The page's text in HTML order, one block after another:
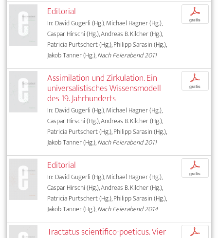
Editorial
In: David Gugerli (Hg.), Michael Hagner (Hg.),
Caspar Hirschi (Hg.), Andreas B. Kilcher (Hg.),
Patricia Purtschert (Hg.), Philipp Sarasin (Hg.),
Jakob Tanner (Hg.),Nach Feierabend 2011
p
gratis
Assimilation und Zirkulation. Ein
universalistisches Wissensmodell
des 19. Jahrhunderts
In: David Gugerli (Hg.), Michael Hagner (Hg.),
Caspar Hirschi (Hg.), Andreas B. Kilcher (Hg.),
Patricia Purtschert (Hg.), Philipp Sarasin (Hg.),
Jakob Tanner (Hg.),Nach Feierabend 2011
p
gratis
Editorial
In: David Gugerli (Hg.), Michael Hagner (Hg.),
Caspar Hirschi (Hg.), Andreas B. Kilcher (Hg.),
Patricia Purtschert (Hg.), Philipp Sarasin (Hg.),
Jakob Tanner (Hg.),Nach Feierabend 2014
p
gratis
Tractatus scientifico-poeticus. Vier p